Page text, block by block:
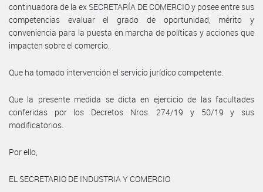
continuadora de la ex SECRETARÍA DE COMERCIO y posee entre sus
competencias evaluar el grado de oportunidad, mérito y
conveniencia para la puesta en marcha de políticas y acciones que
impacten sobre el comercio.
Que ha tomado intervención el servicio jurídico competente.
Que la presente medida se dicta en ejercicio de las facultades
conferidas por los Decretos Nros. 274/19 y 50/19 y sus
modificatorios.
Por ello,
EL SECRETARIO DE INDUSTRIA Y COMERCIO